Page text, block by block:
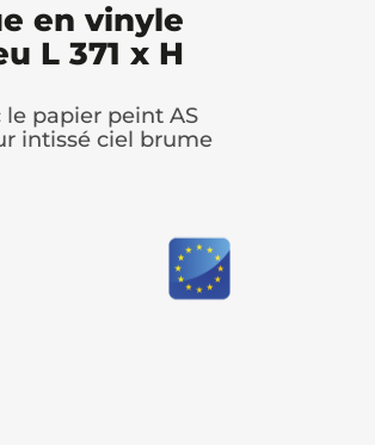
en vinyle
L 371 x H
papier peint AS
intissé ciel brume